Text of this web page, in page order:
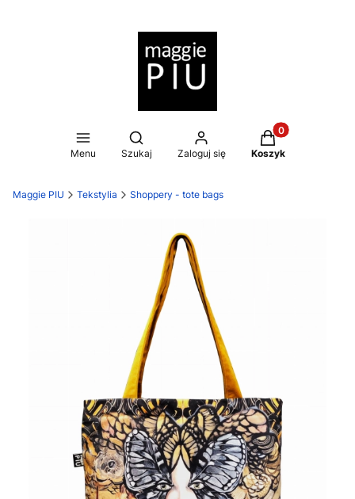
Menu
Otwórz wyszukiwarkę
Szukaj Zaloguj się
Produkty w
Koszyk
Maggie PIU Tekstylia Shoppery - tote bags